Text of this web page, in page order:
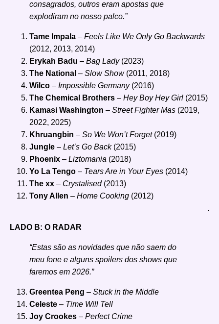
consagrados, outros eram apostas que
explodiram no nosso palco.”
Tame Impala – Feels Like We Only Go Backwards
(2012, 2013, 2014)
Erykah Badu – Bag Lady(2023)
The National – Slow Show(2011, 2018)
Wilco – Impossible Germany(2016)
The Chemical Brothers – Hey Boy Hey Girl (2015)
Kamasi Washington – Street Fighter Mas (2019,
2022, 2025)
Khruangbin – So We Won’t Forget(2019)
Jungle – Let’s Go Back(2015)
Phoenix – Liztomania (2018)
Yo La Tengo – Tears Are in Your Eyes (2014)
The xx – Crystalised(2013)
Tony Allen – Home Cooking (2012)
.
LADO B: O RADAR
“Estas são as novidades que não saem do
meu fone e alguns spoilers dos shows que
faremos em 2026.”
Greentea Peng – Stuck in the Middle
Celeste – Time Will Tell
Joy Crookes – Perfect Crime